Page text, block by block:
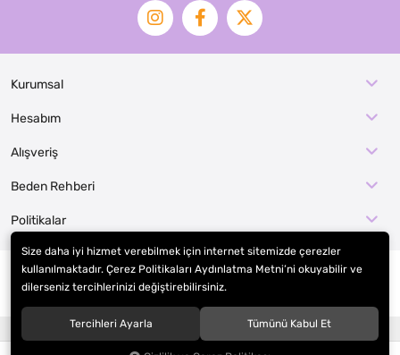
Kurumsal
Hesabım
Alışveriş
Beden Rehberi
Politikalar
EFE KOSTÜM İMALAT / KOSTÜMCE
Hipotenüs ®Yeni Nesil E-Ticaret Sistemleri ile Hazırlanmıştır.
Size daha iyi hizmet verebilmek için internet sitemizde çerezler
kullanılmaktadır. Çerez Politikaları Aydınlatma Metni’ni okuyabilir ve
dilerseniz tercihlerinizi değiştirebilirsiniz.
Tercihleri Ayarla Tümünü Kabul Et